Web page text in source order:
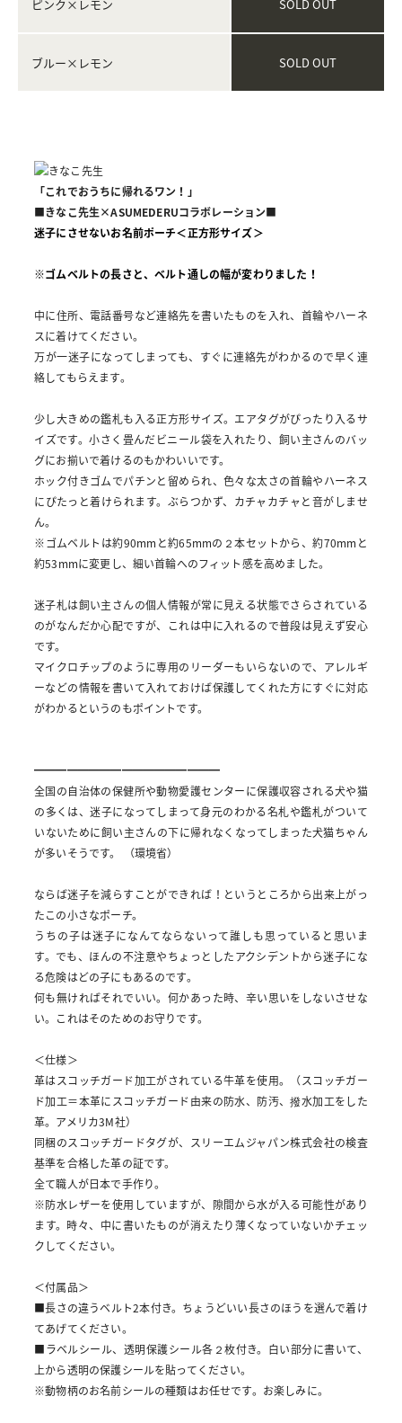
ピンク×レモン SOLD OUT
ブルー×レモン SOLD OUT
「これでおうちに帰れるワン！」
■きなこ先生×ASUMEDERUコラボレーション■
迷子にさせないお名前ポーチ＜正方形サイズ＞
※ゴムベルトの長さと、ベルト通しの幅が変わりました！
中に住所、電話番号など連絡先を書いたものを入れ、首輪やハーネ
スに着けてください。
万が一迷子になってしまっても、すぐに連絡先がわかるので早く連
絡してもらえます。
少し大きめの鑑札も入る正方形サイズ。エアタグがぴったり入るサ
イズです。小さく畳んだビニール袋を入れたり、飼い主さんのバッ
グにお揃いで着けるのもかわいいです。
ホック付きゴムでパチンと留められ、色々な太さの首輪やハーネス
にぴたっと着けられます。ぶらつかず、カチャカチャと音がしませ
ん。
※ゴムベルトは約90mmと約65mmの２本セットから、約70mmと
約53mmに変更し、細い首輪へのフィット感を高めました。
迷子札は飼い主さんの個人情報が常に見える状態でさらされている
のがなんだか心配ですが、これは中に入れるので普段は見えず安心
です。
マイクロチップのように専用のリーダーもいらないので、アレルギ
ーなどの情報を書いて入れておけば保護してくれた方にすぐに対応
がわかるというのもポイントです。
━━━━━━━━━━━━━━━━━
全国の自治体の保健所や動物愛護センターに保護収容される犬や猫
の多くは、迷子になってしまって身元のわかる名札や鑑札がついて
いないために飼い主さんの下に帰れなくなってしまった犬猫ちゃん
が多いそうです。
（環境省）
ならば迷子を減らすことができれば！というところから出来上がっ
たこの小さなポーチ。
うちの子は迷子になんてならないって誰しも思っていると思いま
す。でも、ほんの不注意やちょっとしたアクシデントから迷子にな
る危険はどの子にもあるのです。
何も無ければそれでいい。何かあった時、辛い思いをしないさせな
い。これはそのためのお守りです。
＜仕様＞
革はスコッチガード加工がされている牛革を使用。（スコッチガー
ド加工＝本革にスコッチガード由来の防水、防汚、撥水加工をした
革。アメリカ3M社）
同梱のスコッチガードタグが、スリーエムジャパン株式会社の検査
基準を合格した革の証です。
全て職人が日本で手作り。
※防水レザーを使用していますが、隙間から水が入る可能性があり
ます。時々、中に書いたものが消えたり薄くなっていないかチェッ
クしてください。
＜付属品＞
■長さの違うベルト2本付き。ちょうどいい長さのほうを選んで着け
てあげてください。
■ラベルシール、透明保護シール各２枚付き。白い部分に書いて、
上から透明の保護シールを貼ってください。
※動物柄のお名前シールの種類はお任せです。お楽しみに。